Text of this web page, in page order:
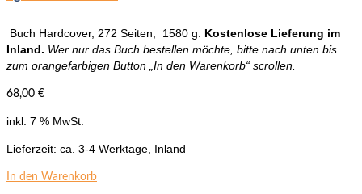
Buch Hardcover, 272 Seiten, 1580 g. Kostenlose Lieferung im
Inland. Wer nur das Buch bestellen möchte, bitte nach unten bis
zum orangefarbigen Button „In den Warenkorb“ scrollen.
68,00 €
inkl. 7 % MwSt.
Lieferzeit: ca. 3-4 Werktage, Inland
In den Warenkorb